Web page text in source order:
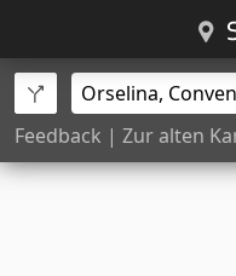
Feedback | Zur alten